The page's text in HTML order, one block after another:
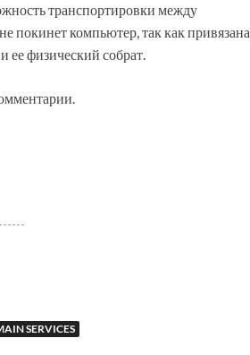
транспортировки между
покинет компьютер, так как привязана
ее физический собрат.
SERVICES